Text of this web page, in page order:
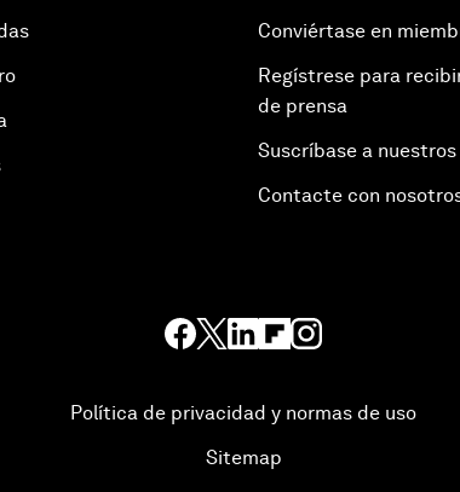
Conviértase en
Regístrese para
de prensa
Suscríbase a
Contacte con
Política de privacidad y normas de uso
Sitemap